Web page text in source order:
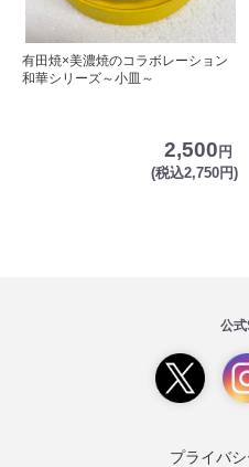
有田焼×美濃焼のコラボレーション
和華シリーズ～小皿～
2,500 円
(税込2,750円)
公
プライバ